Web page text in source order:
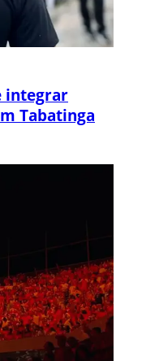
integrar
Tabatinga